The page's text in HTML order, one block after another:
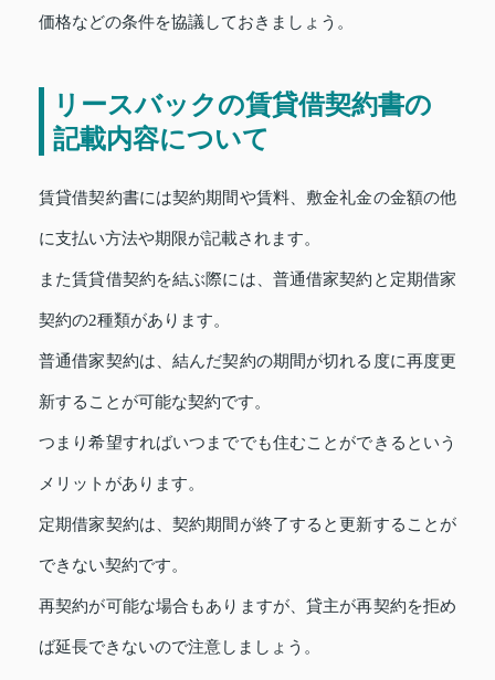
価格などの条件を協議しておきましょう。
リースバックの賃貸借契約書の
記載内容について
賃貸借契約書には契約期間や賃料、敷金礼金の金額の他
に支払い方法や期限が記載されます。
また賃貸借契約を結ぶ際には、普通借家契約と定期借家
契約の2種類があります。
普通借家契約は、結んだ契約の期間が切れる度に再度更
新することが可能な契約です。
つまり希望すればいつまででも住むことができるという
メリットがあります。
定期借家契約は、契約期間が終了すると更新することが
できない契約です。
再契約が可能な場合もありますが、貸主が再契約を拒め
ば延長できないので注意しましょう。